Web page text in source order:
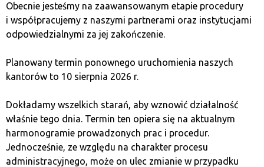
bezpiecznie i anonimowo dokonasz
wymiany kryptowalut. Nasze kantory
w Polsce.
Prosta wymiana
W Quark nie musisz umawiać się
na wymianę!
Obecnie jesteśmy na zaawansowanym etapie procedury
i współpracujemy z naszymi partnerami oraz instytucjami
odpowiedzialnymi za jej zakończenie.
Planowany termin ponownego uruchomienia naszych
kantorów to 10 sierpnia 2026 r.
Dokładamy wszelkich starań, aby wznowić działalność
właśnie tego dnia. Termin ten opiera się na aktualnym
harmonogramie prowadzonych prac i procedur.
Jednocześnie, ze względu na charakter procesu
administracyjnego, może on ulec zmianie w przypadku